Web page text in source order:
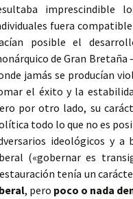
imprescindible
fuera
posible el
de Gran
jamás se producían
el éxito y la
por otro lado, su
todo lo que no es
ideológicos y a
(«gobernar es
tenía un
, pero poco o nada